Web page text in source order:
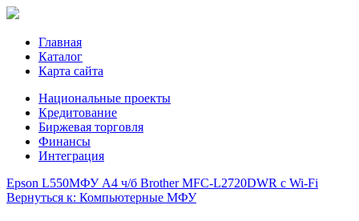
Главная
Каталог
Карта сайта
Национальные проекты
Кредитование
Биржевая торговля
Финансы
Интеграция
Epson L550МФУ A4 ч/б Brother MFC-L2720DWR с Wi-Fi
Вернуться к: Компьютерные МФУ